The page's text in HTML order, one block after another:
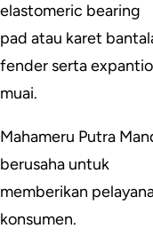
elastomeric bearing
pad atau karet
fender serta
muai.
Mahameru Putra
berusaha untuk
memberikan
konsumen.